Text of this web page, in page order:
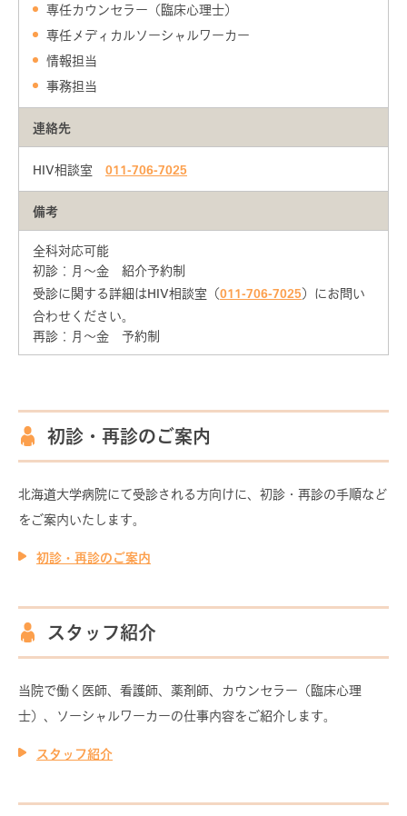
医療従事者の皆さまへ
for medic
カウンセラーの活用について
針刺し損傷時の対応について
歯科治療について
HIV/AIDS出張研修について
透析ネットワークについて
研修会・講演会について
資料・冊子のダウンロード
専任カウンセラー（臨床心理士）
専任メディカルソーシャルワーカー
情報担当
事務担当
連絡先
HIV相談室 011-706-7025
備考
全科対応可能
初診：月～金 紹介予約制
受診に関する詳細はHIV相談室（011-706-7025）にお問い
合わせください。
再診：月～金 予約制
初診・再診のご案内
北海道大学病院にて受診される方向けに、初診・再診の手順など
をご案内いたします。
初診・再診のご案内
スタッフ紹介
当院で働く医師、看護師、薬剤師、カウンセラー（臨床心理
士）、ソーシャルワーカーの仕事内容をご紹介します。
スタッフ紹介